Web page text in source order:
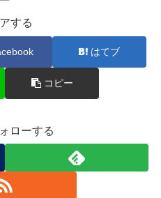
する
はてブ
コピー
ローする